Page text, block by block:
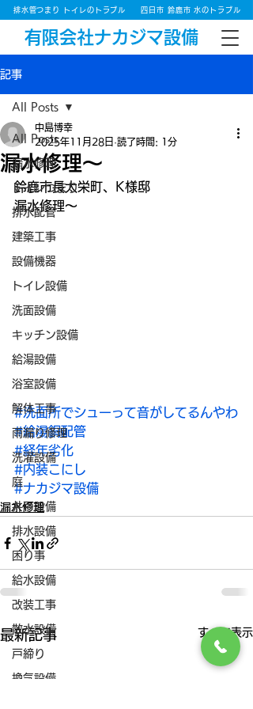
有限会社ナカジマ設備
排水管つまり トイレのトラブル 四日市 鈴鹿市 水のトラブル
記事
All Posts
漏水修理
トイレつまり
排水配管
建築工事
設備機器
トイレ設備
洗面設備
キッチン設備
給湯設備
浴室設備
解体工事
雨漏り修理
洗濯設備
庭
井戸設備
排水設備
困り事
給水設備
改装工事
散水設備
戸締り
換気設備
All Posts
漏水修理～
中島博幸
2025年11月28日 読了時間: 1分
鈴鹿市長太栄町、K様邸
漏水修理～
#洗面所でシューって音がしてるんやわ
#給湯銅配管
#経年劣化
#内装こにし
#ナカジマ設備
漏水修理
最新記事 すべて表示